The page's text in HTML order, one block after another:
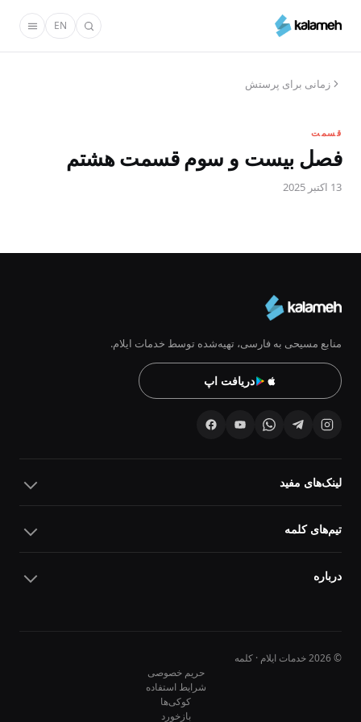
محتوای
EN
زمانی برای پرستش
قسمت
فصل بیست و سوم قسمت هشتم
13 اکتبر 2025
منابع مسیحی به فارسی، تهیه‌شده توسط خدمات ایلام.
دریافت اپ
لینک‌های مفید
تیم‌های کلمه
درباره
© 2026 خدمات ایلام · کلمه
حریم خصوصی
شرایط استفاده
کوکی‌ها
بازخورد
10